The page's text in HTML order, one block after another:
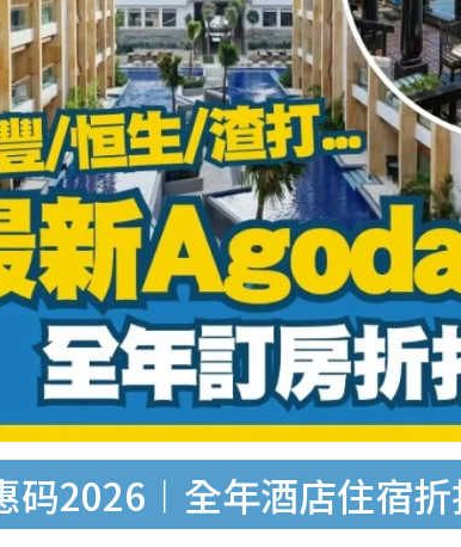
码2026︱全年酒店住宿